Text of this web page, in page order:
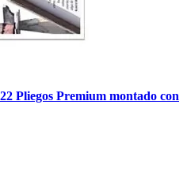
Pliegos Premium montado con